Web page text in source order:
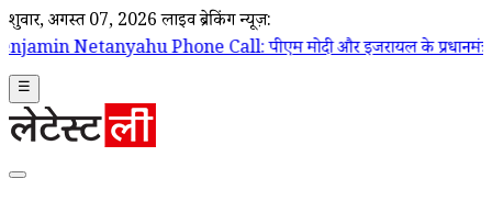
शुक्रवार, अगस्त 07, 2026 लाइव ब्रेकिंग न्यूज़:
Call: पीएम मोदी और इजरायल के प्रधानमंत्री बेंजामिन नेतन्याहू के
☰